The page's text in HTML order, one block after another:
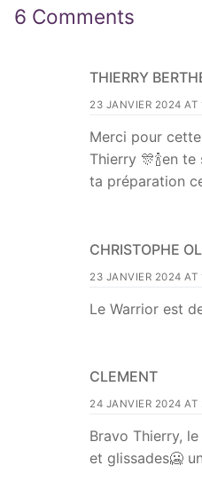
6 Comments
THIERRY
23 JANVIER 2024 AT
Merci pour
Thierry 🎊🍾en
ta préparation
CHRISTOPHE
23 JANVIER 2024 AT
Le Warrior est
CLEMENT
24 JANVIER 2024 AT
Bravo Thierry,
et glissades🥶